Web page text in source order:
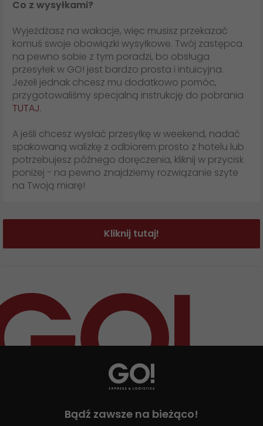
Co z wysyłkami?
Wyjeżdżasz na wakacje, więc musisz przekazać
komuś swoje obowiązki wysyłkowe. Twój zastępca
na pewno sobie z tym poradzi, bo obsługa
przesyłek w GO! jest bardzo prosta i intuicyjna.
Jeżeli jednak chcesz mu dodatkowo pomóc,
przygotowaliśmy specjalną instrukcję do pobrania
TUTAJ.
A jeśli chcesz wysłać przesyłkę w weekend, nadać
spakowaną walizkę z odbiorem prosto z hotelu lub
potrzebujesz późnego doręczenia, kliknij w przycisk
poniżej - na pewno znajdziemy rozwiązanie szyte
na Twoją miarę!
Kliknij tutaj!
Bądź zawsze na bieżąco!